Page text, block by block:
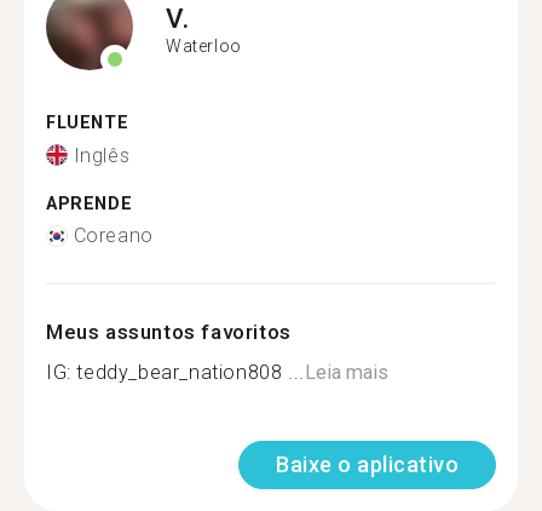
V.
Waterloo
FLUENTE
Inglês
APRENDE
Coreano
Meus assuntos favoritos
IG: teddy_bear_nation808 ...Leia mais
Baixe o aplicativo